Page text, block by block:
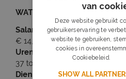
WAT WIJ BIEDEN
Salaris
€ 14,99 tot € 20,99
Uren
37 tot 40 uur per week
Dienstverband
van
Deze website gebruikt
gebruikerservaring te
website te gebruiken,
cookies in
Cookiebeleid.
SHOW ALL